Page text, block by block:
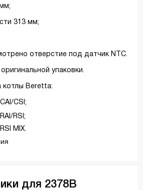
313 мм;
отверстие под датчик NTC.
упаковки.
котлы Beretta:
CSI;
RSI;
MIX.
для 2378B